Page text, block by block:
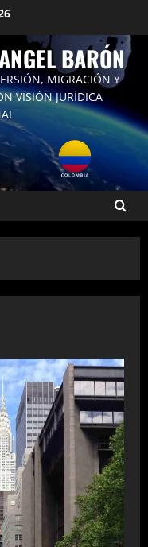
BARÓN
MIGRACIÓN Y
VISIÓN JURÍDICA